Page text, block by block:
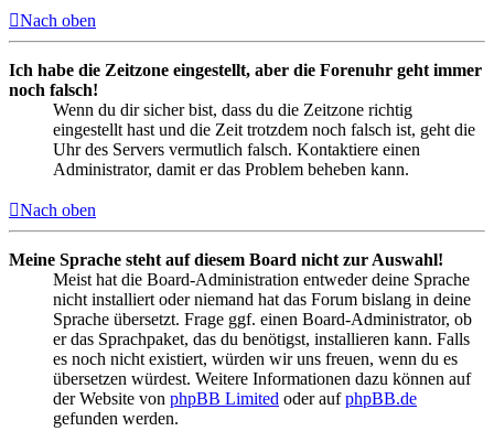
Nach oben
Ich habe die Zeitzone eingestellt, aber die Forenuhr geht immer
noch falsch!
Wenn du dir sicher bist, dass du die Zeitzone richtig
eingestellt hast und die Zeit trotzdem noch falsch ist, geht die
Uhr des Servers vermutlich falsch. Kontaktiere einen
Administrator, damit er das Problem beheben kann.
Nach oben
Meine Sprache steht auf diesem Board nicht zur Auswahl!
Meist hat die Board-Administration entweder deine Sprache
nicht installiert oder niemand hat das Forum bislang in deine
Sprache übersetzt. Frage ggf. einen Board-Administrator, ob
er das Sprachpaket, das du benötigst, installieren kann. Falls
es noch nicht existiert, würden wir uns freuen, wenn du es
übersetzen würdest. Weitere Informationen dazu können auf
der Website von phpBB Limited oder aufphpBB.de
gefunden werden.